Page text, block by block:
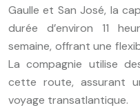
Gaulle et San José, la
durée d’environ 11
semaine, offrant une
La compagnie utilise
cette route, assurant
voyage transatlantique.